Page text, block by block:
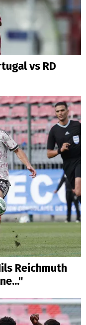
vs RD
Reichmuth